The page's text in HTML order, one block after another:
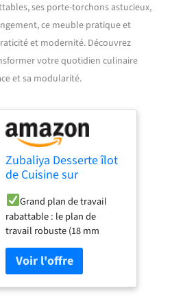
ses porte-torchons astucieux,
ce meuble pratique et
et modernité. Découvrez
votre quotidien culinaire
et sa modularité.
Zubaliya Desserte îlot
de Cuisine sur
roulettes, Meuble de
Cuisine avec Plans de
Travail Rabattable,
Porte-épices et Porte-
torchons, 5 Tiroirs,
Chariot de Rangement
Multifonctionnelle,
Noir
Grand plan de travail
rabattable : le plan de
travail robuste (18 mm
d'épaisseur) peut être
étendu de 120 × 40 cm à un
généreux 120 × 65 cm grâce
au panneau latéral